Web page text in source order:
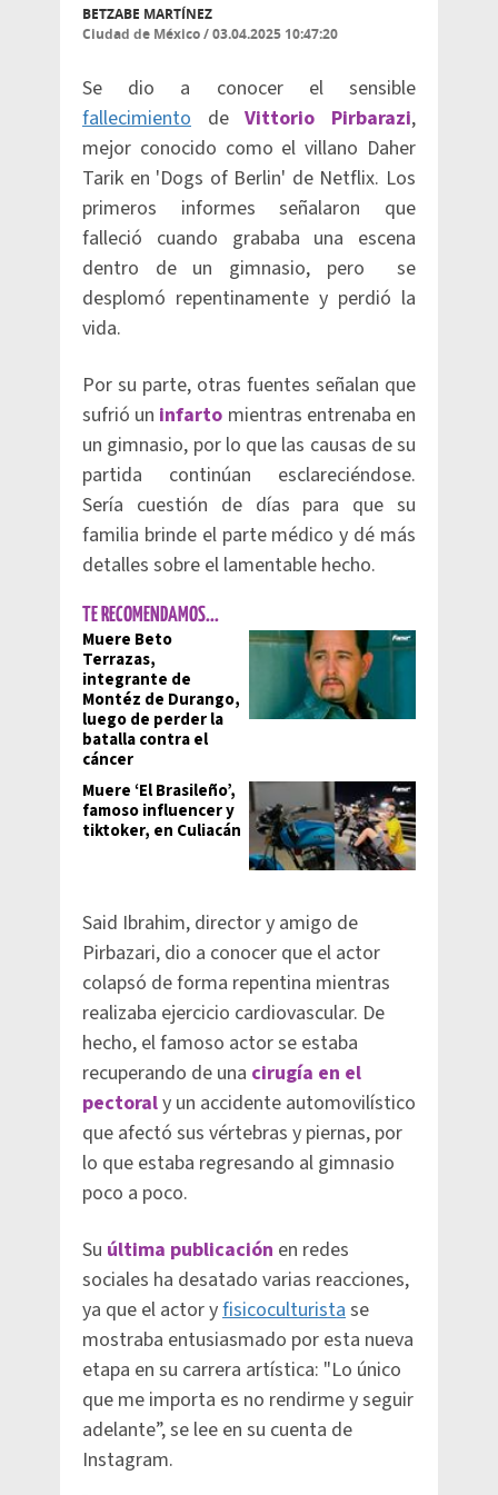
BETZABE MARTÍNEZ
Ciudad de México/03.04.2025 10:47:20
Se dio a conocer el sensible
fallecimiento deVittorio Pirbarazi,
mejor conocido como el villano Daher
Tarik en 'Dogs of Berlin' de Netflix. Los
primeros informes señalaron que
falleció cuando grababa una escena
dentro de un gimnasio, pero se
desplomó repentinamente y perdió la
vida.
Por su parte, otras fuentes señalan que
sufrió un infarto mientras entrenaba en
un gimnasio, por lo que las causas de su
partida continúan esclareciéndose.
Sería cuestión de días para que su
familia brinde el parte médico y dé más
detalles sobre el lamentable hecho.
TE RECOMENDAMOS...
Muere Beto
Terrazas,
integrante de
Montéz de Durango,
luego de perder la
batalla contra el
cáncer
Muere ‘El Brasileño’,
famoso influencer y
tiktoker, en Culiacán
Said Ibrahim, director y amigo de
Pirbazari, dio a conocer que el actor
colapsó de forma repentina mientras
realizaba ejercicio cardiovascular. De
hecho, el famoso actor se estaba
recuperando de una cirugía en el
pectoraly un accidente automovilístico
que afectó sus vértebras y piernas, por
lo que estaba regresando al gimnasio
poco a poco.
Su última publicación en redes
sociales ha desatado varias reacciones,
ya que el actor yfisicoculturistase
mostraba entusiasmado por esta nueva
etapa en su carrera artística: "Lo único
que me importa es no rendirme y seguir
adelante”, se lee en su cuenta de
Instagram.